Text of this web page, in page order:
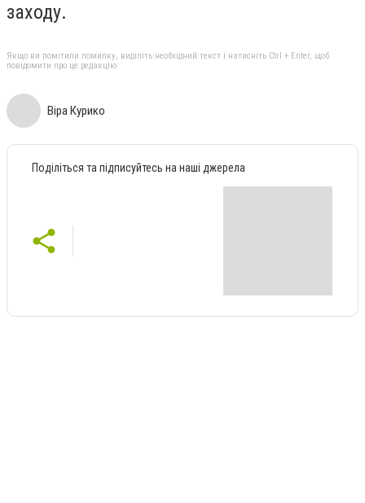
заходу.
Якщо ви помітили помилку, виділіть необхідний текст і натисніть Ctrl + Enter, щоб
повідомити про це редакцію
Віра Курико
Поділіться та підписуйтесь на наші джерела